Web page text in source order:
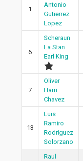
1
Antonio
Gutierrez
Lopez
6
Scheraun
La Stan
Earl King
7
Oliver
Harri
Chavez
13
Luis
Ramiro
Rodriguez
Solorzano
Raul